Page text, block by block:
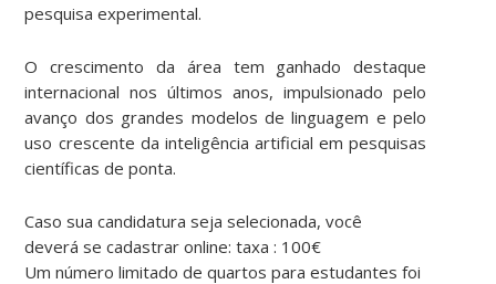
pesquisa experimental.
O crescimento da área tem ganhado destaque
internacional nos últimos anos, impulsionado pelo
avanço dos grandes modelos de linguagem e pelo
uso crescente da inteligência artificial em pesquisas
científicas de ponta.
Caso sua candidatura seja selecionada, você
deveráse cadastrar online: taxa : 100€
Um número limitado dequartos para estudantes foi